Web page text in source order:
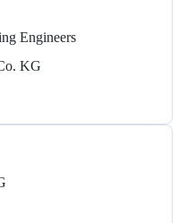
Engineers
KG